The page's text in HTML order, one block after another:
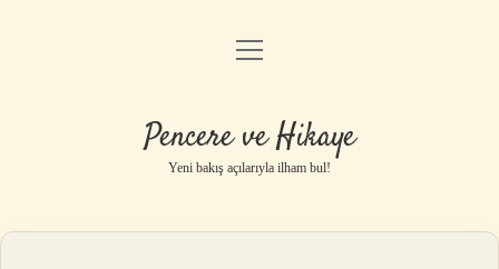
Anasayfa
Yasal Uyarı
menüyü
Pencere ve Hikaye
Yeni bakış açılarıyla ilham bul!